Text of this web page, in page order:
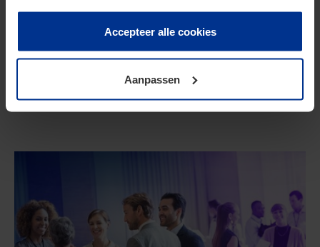
te klikken. Als u op “Accepteer alle cookies” klikt, geeft u
toestemming voor het gebruik van alle cookies. Deze
toestemming kunt u altijd weer intrekken.
Accepteer alle cookies
Aanpassen